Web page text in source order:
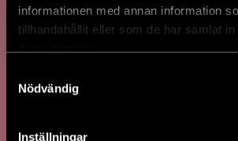
informationen med annan information
tillhandahållit eller som de har samlat
Nödvändig
Inställningar